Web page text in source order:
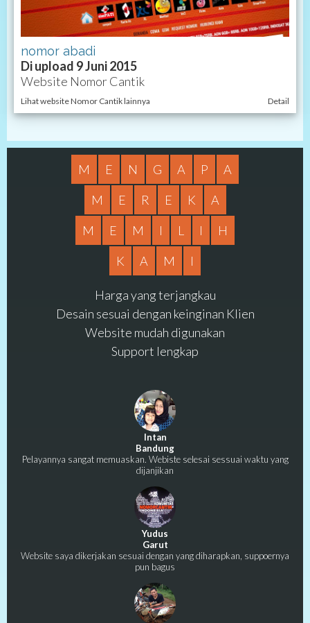
nomor abadi
Di upload 9 Juni 2015
Website Nomor Cantik
Lihat website Nomor Cantik lainnya Detail
M E N G A P
A
M
E R E K
A
M
E M I L I
H
K
A M I
Harga yang terjangkau
Desain sesuai dengan keinginan Klien
Website mudah digunakan
Support lengkap
Intan
Bandung
Pelayannya sangat memuaskan. Webiste selesai sessuai waktu yang
dijanjikan
Yudus
Garut
Website saya dikerjakan sesuai dengan yang diharapkan, suppoernya
pun bagus